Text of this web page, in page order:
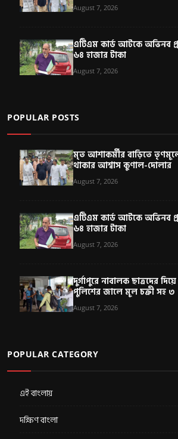
August 7, 2026
এটিএম কার্ড আটকে অভিনব
৬৪ হাজার টাকা
August 7, 2026
POPULAR POSTS
মৃত আশাকর্মীর বাড়িতে
থাকার আশ্বাস কুণাল-দোলার
August 7, 2026
এটিএম কার্ড আটকে অভিনব
৬৪ হাজার টাকা
August 7, 2026
দুর্গাপুরে নাবালক ছাত্রদের
পুলিশের জালে মূল চক্রী সহ ৩
August 7, 2026
POPULAR CATEGORY
এই বাংলায়
দক্ষিণ বাংলা